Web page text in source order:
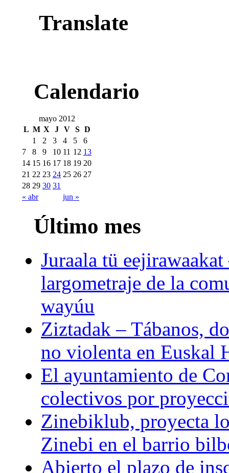
Translate
Calendario
mayo 2012
L M X J V S D
« abr jun »
1 2 3 4 5
6
7
8 9 10 11 12 13
14 15 16 17 18 19 20
21 22 23 24 25 26 27
28 29 30 31
Último mes
Juraala tü
largometraje de la
wayúu
Ziztadak – Tábanos,
no violenta en Euskal
El ayuntamiento de
colectivos por
Zinebiklub, proyecta
Zinebi en el barrio
Abierto el plazo de